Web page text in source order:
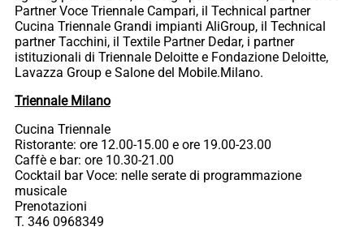
Partner Voce Triennale Campari, il Technical partner
Cucina Triennale Grandi impianti AliGroup, il Technical
partner Tacchini, il Textile Partner Dedar, i partner
istituzionali di Triennale Deloitte e Fondazione Deloitte,
Lavazza Group e Salone del Mobile.Milano.
Triennale Milano
Cucina Triennale
Ristorante: ore 12.00-15.00 e ore 19.00-23.00
Caffè e bar: ore 10.30-21.00
Cocktail bar Voce: nelle serate di programmazione
musicale
Prenotazioni
T. 346 0968349